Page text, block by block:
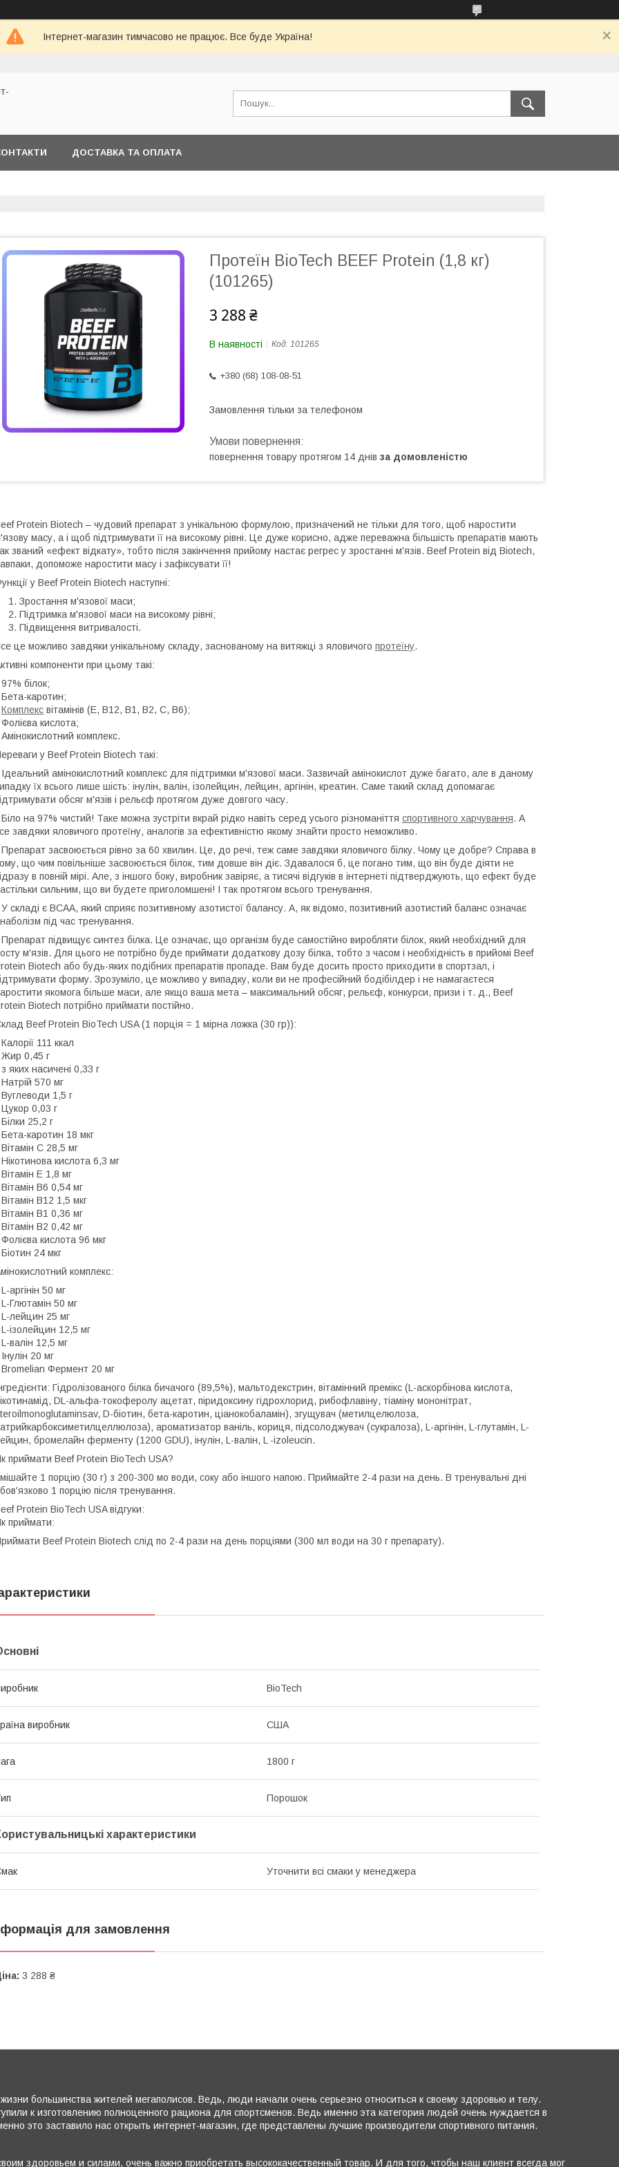
Інтернет-магазин тимчасово не працює. Все буде Україна!
ДОСТАВКА ТА ОПЛАТА
Протеїн BioTech BEEF Protein (1,8 кг)
(101265)
3 288 ₴
В наявності Код: 101265
+380 (68) 108-08-51
Замовлення тільки за телефоном
повернення товару протягом 14 днів за домовленістю
Protein Biotech – чудовий препарат з унікальною формулою, призначений не тільки для того, щоб наростити
масу, а і щоб підтримувати її на високому рівні. Це дуже корисно, адже переважна більшість препаратів мають
званий «ефект відкату», тобто після закінчення прийому настає регрес у зростанні м'язів. Beef Protein від Biotech,
допоможе наростити масу і зафіксувати її!
у Beef Protein Biotech наступні:
Зростання м'язової маси;
Підтримка м'язової маси на високому рівні;
Підвищення витривалості.
це можливо завдяки унікальному складу, заснованому на витяжці з яловичого протеїну.
компоненти при цьому такі:
97% білок;
Бета-каротин;
Комплекс вітамінів (Е, В12, В1, В2, С, В6);
Фолієва кислота;
Амінокислотний комплекс.
у Beef Protein Biotech такі:
Ідеальний амінокислотний комплекс для підтримки м'язової маси. Зазвичай амінокислот дуже багато, але в даному
їх всього лише шість: інулін, валін, ізолейцин, лейцин, аргінін, креатин. Саме такий склад допомагає
обсяг м'язів і рельєф протягом дуже довгого часу.
Біло на 97% чистий! Таке можна зустріти вкрай рідко навіть серед усього різноманіття спортивного харчування. А
завдяки яловичого протеїну, аналогів за ефективністю якому знайти просто неможливо.
Препарат засвоюється рівно за 60 хвилин. Це, до речі, теж саме завдяки яловичого білку. Чому це добре? Справа в
що чим повільніше засвоюється білок, тим довше він діє. Здавалося б, це погано тим, що він буде діяти не
в повній мірі. Але, з іншого боку, виробник завіряє, а тисячі відгуків в інтернеті підтверджують, що ефект буде
сильним, що ви будете приголомшені! І так протягом всього тренування.
У складі є BCAA, який сприяє позитивному азотистої балансу. А, як відомо, позитивний азотистий баланс означає
під час тренування.
Препарат підвищує синтез білка. Це означає, що організм буде самостійно виробляти білок, який необхідний для
м'язів. Для цього не потрібно буде приймати додаткову дозу білка, тобто з часом і необхідність в прийомі Beef
Biotech або будь-яких подібних препаратів пропаде. Вам буде досить просто приходити в спортзал, і
форму. Зрозуміло, це можливо у випадку, коли ви не професійний бодібілдер і не намагаєтеся
якомога більше маси, але якщо ваша мета – максимальний обсяг, рельєф, конкурси, призи і т. д., Beef
Biotech потрібно приймати постійно.
Beef Protein BioTech USA (1 порція = 1 мірна ложка (30 гр)):
Калорії 111 ккал
Жир 0,45 г
з яких насичені 0,33 г
Натрій 570 мг
Вуглеводи 1,5 г
Цукор 0,03 г
Білки 25,2 г
Бета-каротин 18 мкг
Вітамін C 28,5 мг
Нікотинова кислота 6,3 мг
Вітамін Е 1,8 мг
Вітамін B6 0,54 мг
Вітамін В12 1,5 мкг
Вітамін B1 0,36 мг
Вітамін В2 0,42 мг
Фолієва кислота 96 мкг
Біотин 24 мкг
комплекс:
L-аргінін 50 мг
L-Глютамін 50 мг
L-лейцин 25 мг
L-ізолейцин 12,5 мг
L-валін 12,5 мг
Інулін 20 мг
Bromelian Фермент 20 мг
Гідролізованого білка бичачого (89,5%), мальтодекстрин, вітамінний премікс (L-аскорбінова кислота,
DL-альфа-токоферолу ацетат, піридоксину гідрохлорид, рибофлавіну, тіаміну мононітрат,
D-біотин, бета-каротин, ціанокобаламін), згущувач (метилцелюлоза,
ароматизатор ваніль, кориця, підсолоджувач (сукралоза), L-аргінін, L-глутамін, L-
бромелайн ферменту (1200 GDU), інулін, L-валін, L -izoleucin.
приймати Beef Protein BioTech USA?
1 порцію (30 г) з 200-300 мо води, соку або іншого напою. Приймайте 2-4 рази на день. В тренувальні дні
1 порцію після тренування.
Protein BioTech USA відгуки:
приймати:
Beef Protein Biotech слід по 2-4 рази на день порціями (300 мл води на 30 г препарату).
BioTech
виробник США
1800 г
Порошок
характеристики
Уточнити всі смаки у менеджера
для замовлення
3 288 ₴
большинства жителей мегаполисов. Ведь, люди начали очень серьезно относиться к своему здоровью и телу.
к изготовлению полноценного рациона для спортсменов. Ведь именно эта категория людей очень нуждается в
это заставило нас открыть интернет-магазин, где представлены лучшие производители спортивного питания.
здоровьем и силами, очень важно приобретать высококачественный товар. И для того, чтобы наш клиент всегда мог